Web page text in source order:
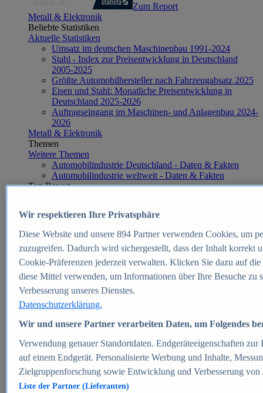
Zum Report
Metall & Elektronik
Beliebte Statistiken
Aktuelle Statistiken
Umsatz im deutschen Maschinenbau 1991-2024
Stahl - Index zur Preisentwicklung in Deutschland
2005-2025
Größte Automobilhersteller nach Fahrzeugabsatz 2025
Eisen und Stahl: Monatliche Preisentwicklung in
Deutschland 2025-2026
Auftragseingang im Maschinen- und Anlagenbau 2024-
2026
Metall & Elektronik
Themen
Weitere Themen
Automobilindustrie Deutschland - Daten & Fakten
Automobilindustrie weltweit - Daten & Fakten
Top Report
Zum Report
E-commerce
Beliebte Statistiken
Aktuelle Statistiken
E-Commerce - Entwicklung des Umsatzes in
Deutschland 1999-2025
Umsatz von Amazon in Deutschland und weltweit
2010-2025
B2C-E-Commerce: Top-50 Online Shops in
Deutschland 2024
Marktanteile von Online-Zahlungsverfahren in
Deutschland 2024
Umsatzstarke Warengruppen im Online-Handel in
Deutschland 2023-2025
Wir respektieren Ihre Privatsphäre
Diese Website und unsere 894Partner verwenden Cookies, um
zuzugreifen. Dadurch wird sichergestellt, dass der Inhalt korrekt
Cookie-Präferenzen jederzeit verwalten. Klicken Sie dazu auf
diese Mittel verwenden, um Informationen über Ihre Besuche
Verbesserung unseres Dienstes.
Datenschutzerklärung.
Wir und unsere Partner verarbeiten Daten, um Folgendes
Verwendung genauer Standortdaten. Endgeräteeigenschaften
auf einem Endgerät. Personalisierte Werbung und Inhalte,
Zielgruppenforschung sowie Entwicklung und Verbesserung von
Liste der Partner (Lieferanten)